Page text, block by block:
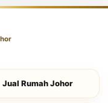
Jual Rumah Johor